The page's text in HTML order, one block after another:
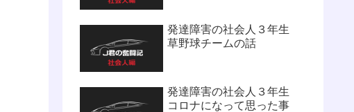
発達障害の社会人３年生
草野球チームの話
発達障害の社会人３年生
コロナになって思った事